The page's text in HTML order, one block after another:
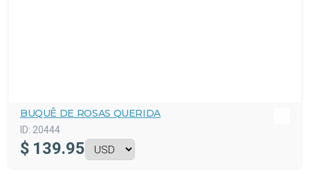
BUQUÊ DE ROSAS QUERIDA
ID: 20444
$ 139.95